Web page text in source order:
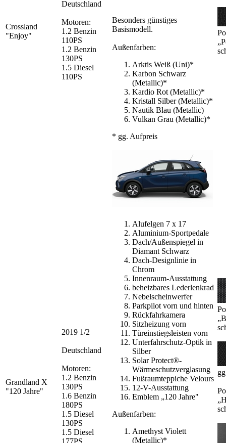
Crossland
"Enjoy"
Deutschland
Motoren:
1.2 Benzin
110PS
1.2 Benzin
130PS
1.5 Diesel
110PS
Besonders günstiges
Basismodell.
Außenfarben:
Arktis Weiß (Uni)*
Karbon Schwarz
(Metallic)*
Kardio Rot (Metallic)*
Kristall Silber (Metallic)*
Nautik Blau (Metallic)
Vulkan Grau (Metallic)*
* gg. Aufpreis
Grandland X
"120 Jahre"
2019 1/2
Deutschland
Motoren:
1.2 Benzin
130PS
1.6 Benzin
180PS
1.5 Diesel
130PS
1.5 Diesel
177PS
Alufelgen 7 x 17
Aluminium-Sportpedale
Dach/Außenspiegel in
Diamant Schwarz
Dach-Designlinie in
Chrom
Innenraum-Ausstattung
beheizbares Lederlenkrad
Nebelscheinwerfer
Parkpilot vorn und hinten
Rückfahrkamera
Sitzheizung vorn
Türeinstiegsleisten vorn
Unterfahrschutz-Optik in
Silber
Solar Protect®-
Wärmeschutzverglasung
Fußraumteppiche Velours
12-V-Ausstattung
Emblem „120 Jahre"
Außenfarben:
Amethyst Violett
(Metallic)*